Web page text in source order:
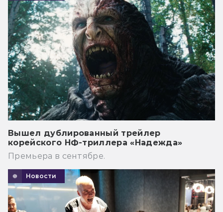
Вышел дублированный трейлер
корейского НФ-триллера «Надежда»
Премьера в сентябре.
Новости